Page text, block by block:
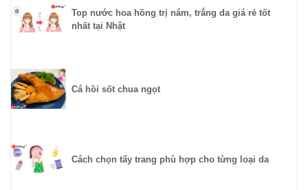
Top nước hoa hồng trị nám, trắng da giá rẻ tốt
nhất tại Nhật
Cá hồi sốt chua ngọt
Cách chọn tẩy trang phù hợp cho từng loại da